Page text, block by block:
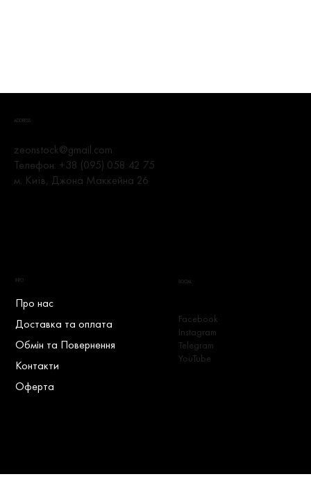
ADDRESS.
zeonstock@gmail.com
Телефон: +38 (095) 058 42 75
м. Київ, Джона Маккейна 26
INFO.
Про нас
Доставка та оплата
Обмін та Повернення
Контакти
Оферта
SOCIAL.
Facebook
Instagram
Telegram
YouTube